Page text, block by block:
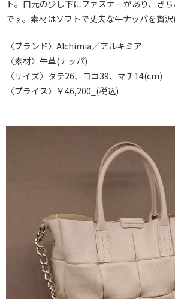
ト。口元の少し下にファスナーがあり、き
です。素材はソフトで丈夫な牛ナッパを贅沢
〈ブランド〉Alchimia／アルキミア
〈素材〉牛革(ナッパ)
〈サイズ〉タテ26、ヨコ39、マチ14(cm)
〈プライス〉￥46,200_(税込)
－－－－－－－－－－－－－－－－